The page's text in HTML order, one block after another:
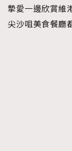
摯愛一邊欣賞維
尖沙咀美食餐廳